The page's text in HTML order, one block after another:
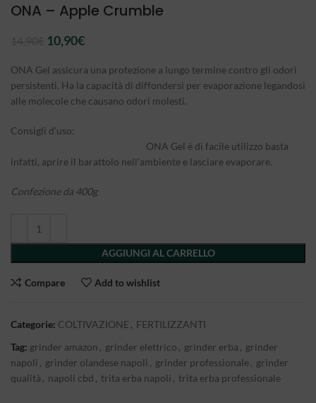
ONA – Apple Crumble
Il
originale
era:
14,90€.
10,90€Il
attuale
è:
10,90€.
ONA Gel assicura una protezione a lungo termine contro gli odori
persistenti. Ha la capacità di diffondersi per evaporazione legandosi
alle molecole che causano odori molesti.
Consigli d’uso:
ONA Gel è di facile utilizzo basta
infatti, aprire il barattolo nell’ambiente e lasciare evaporare.
Confezione da 400g
AGGIUNGI AL CARRELLO
Compare Add to wishlist
Categorie: COLTIVAZIONE , FERTILIZZANTI
Tag: grinder amazon , grinder elettrico , grinder erba , grinder
napoli , grinder olandese napoli , grinder professionale, grinder
qualità , napoli cbd , trita erba napoli , trita erba professionale